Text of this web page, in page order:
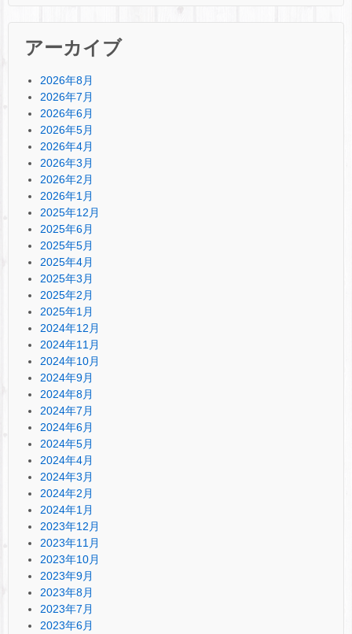
アーカイブ
2026年8月
2026年7月
2026年6月
2026年5月
2026年4月
2026年3月
2026年2月
2026年1月
2025年12月
2025年6月
2025年5月
2025年4月
2025年3月
2025年2月
2025年1月
2024年12月
2024年11月
2024年10月
2024年9月
2024年8月
2024年7月
2024年6月
2024年5月
2024年4月
2024年3月
2024年2月
2024年1月
2023年12月
2023年11月
2023年10月
2023年9月
2023年8月
2023年7月
2023年6月